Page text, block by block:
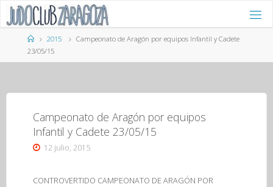
Saltar
contenidoPágina
de
Inicio
2015
Campeonato de Aragón por equipos Infantil y Cadete
23/05/15
Campeonato de Aragón por equipos
Infantil y Cadete 23/05/15
12 julio, 2015
CONTROVERTIDO CAMPEONATO DE ARAGÓN POR